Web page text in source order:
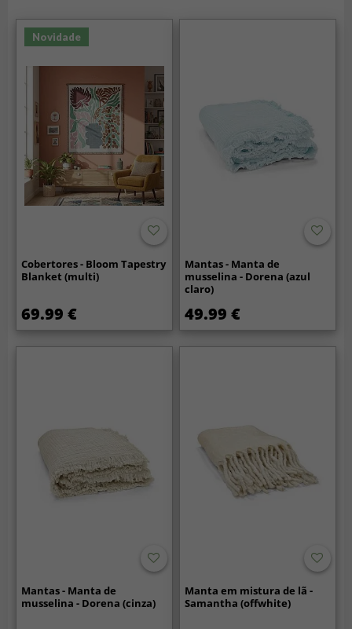
Novidade
Cobertores - Bloom Tapestry
Blanket (multi)
69.99 €
Mantas - Manta de
musselina - Dorena (azul
claro)
49.99 €
Mantas - Manta de
musselina - Dorena (cinza)
Manta em mistura de lã -
Samantha (offwhite)